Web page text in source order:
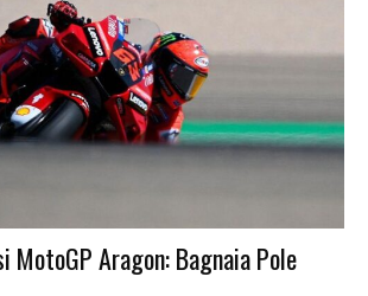
MotoGP Aragon: Bagnaia Pole